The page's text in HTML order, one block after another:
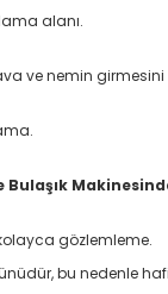
alanı.
ve nemin girmesini
Bulaşık
gözlemleme.
bu nedenle